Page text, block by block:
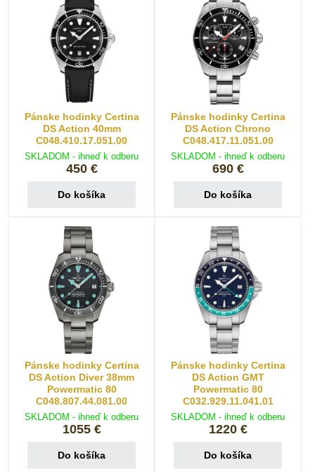
Pánske hodinky Certina
DS Action 40mm
C048.410.17.051.00
SKLADOM - ihneď k odberu
450 €
Do košíka
Pánske hodinky Certina
DS Action Chrono
C048.417.11.051.00
SKLADOM - ihneď k odberu
690 €
Do košíka
Pánske hodinky Certina
DS Action Diver 38mm
Powermatic 80
C048.807.44.081.00
SKLADOM - ihneď k odberu
1055 €
Do košíka
Pánske hodinky Certina
DS Action GMT
Powermatic 80
C032.929.11.041.01
SKLADOM - ihneď k odberu
1220 €
Do košíka